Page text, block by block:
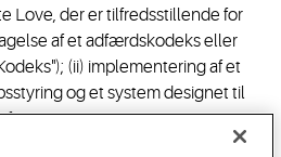
Love, der er tilfredsstillende for
af et adfærdskodeks eller
(ii) implementering af et
og et system designet til
registrering og
kravene i Sælgers Kodeks og i